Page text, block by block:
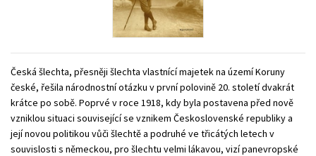
Zahraniční literatura
Všechny tituly
Česká šlechta, přesněji šlechta vlastnící majetek na území Koruny
české, řešila národnostní otázku v první polovině 20. století dvakrát
krátce po sobě. Poprvé v roce 1918, kdy byla postavena před nově
vzniklou situaci související se vznikem Československé republiky a
její novou politikou vůči šlechtě a podruhé ve třicátých letech v
souvislosti s německou, pro šlechtu velmi lákavou, vizí panevropské